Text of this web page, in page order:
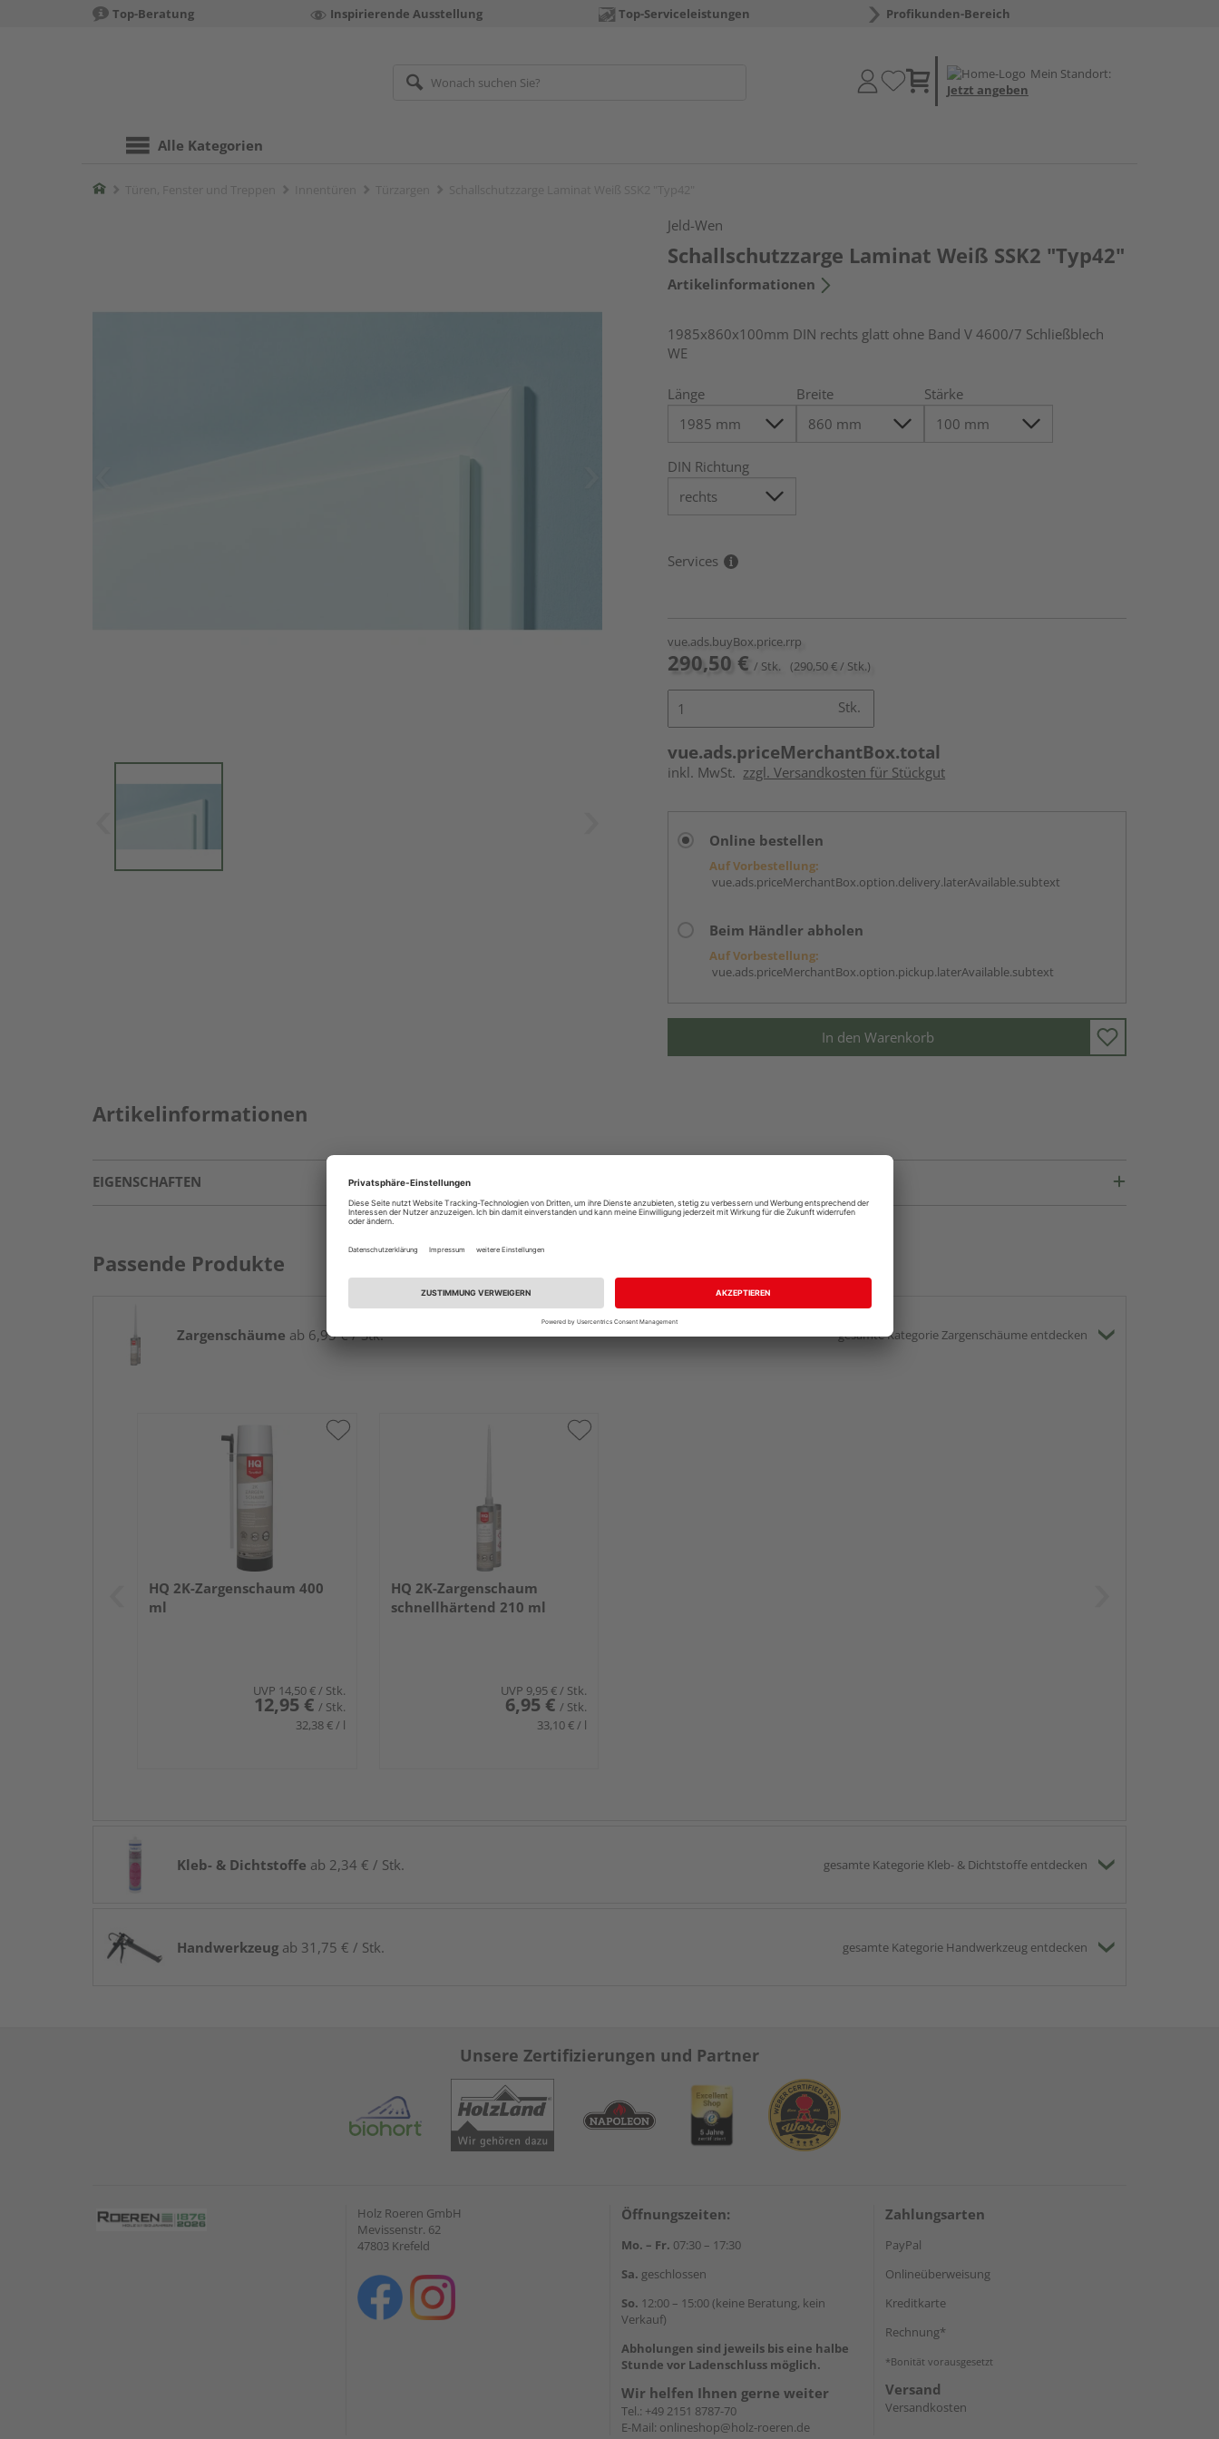
Top-Beratung Inspirierende Ausstellung Top-Serviceleistungen Profikunden-Bereich
Mein Standort:
Jetzt angeben
Alle Kategorien
Home
Jeld-Wen
Schallschutzzarge Laminat Weiß SSK2 "Typ42"
Artikelinformationen
1985x860x100mm DIN rechts glatt ohne Band V 4600/7 Schließblech
WE
Länge Breite Stärke
DIN Richtung
Services
vue.ads.buyBox.price.rrp
290,50 € / Stk. (290,50 € / Stk.)
Stk.
vue.ads.priceMerchantBox.total
inkl. MwSt. zzgl. Versandkosten für Stückgut
Online bestellen
Auf Vorbestellung:
vue.ads.priceMerchantBox.option.delivery.laterAvailable.subtext
Beim Händler abholen
Auf Vorbestellung:
vue.ads.priceMerchantBox.option.pickup.laterAvailable.subtext
In den Warenkorb
Artikelinformationen
EIGENSCHAFTEN
Passende Produkte
Zargenschäume ab 6,95 € / Stk. gesamte Kategorie Zargenschäume entdecken
HQ 2K-Zargenschaum 400
ml
UVP 14,50 €/ Stk.
12,95 € / Stk.
32,38 € / l
HQ 2K-Zargenschaum
schnellhärtend 210 ml
UVP 9,95 €/ Stk.
6,95 € / Stk.
33,10 € / l
Kleb- & Dichtstoffe ab 2,34 € / Stk. gesamte Kategorie Kleb- & Dichtstoffe entdecken
Handwerkzeug ab 31,75 € / Stk. gesamte Kategorie Handwerkzeug entdecken
Unsere Zertifizierungen und Partner
Holz Roeren GmbH
Mevissenstr. 62
47803 Krefeld
Öffnungszeiten:
Mo. – Fr. 07:30 – 17:30
Sa. geschlossen
So. 12:00 – 15:00 (keine Beratung, kein
Verkauf)
Abholungen sind jeweils bis eine halbe
Stunde vor Ladenschluss möglich.
Wir helfen Ihnen gerne weiter
Tel.: +49 2151 8787-70
E-Mail: onlineshop@holz-roeren.de
Zahlungsarten
PayPal
Onlineüberweisung
Kreditkarte
Rechnung*
*Bonität vorausgesetzt
Versand
Versandkosten